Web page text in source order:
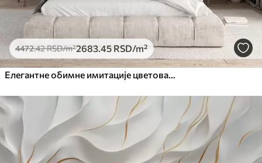
4472.42RSD/m²2683 .45 RSD/m²